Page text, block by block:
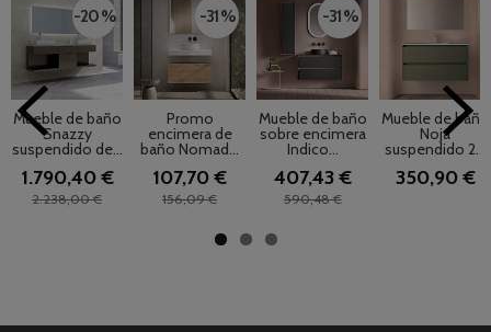
-20 %
Mueble de baño
Snazzy
suspendido de...
1.790,40 €
2.238,00 €
-31 %
Promo
encimera de
baño Nomad...
107,70 €
156,09 €
-31 %
Mueble de baño
sobre encimera
Indico...
407,43 €
590,48 €
Mueble de baño
Noja
suspendido 2...
350,90 €